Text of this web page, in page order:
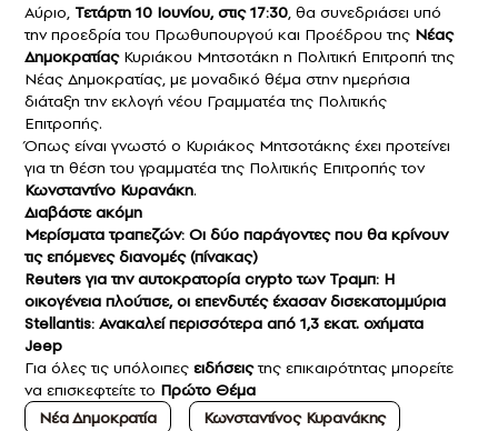
Αύριο, Τετάρτη 10 Ιουνίου, στις 17:30, θα συνεδριάσει υπό
την προεδρία του Πρωθυπουργού και Προέδρου της Νέας
ΔημοκρατίαςΚυριάκου Μητσοτάκη η Πολιτική Επιτροπή της
Νέας Δημοκρατίας, με μοναδικό θέμα στην ημερήσια
διάταξη την εκλογή νέου Γραμματέα της Πολιτικής
Επιτροπής.
Όπως είναι γνωστό ο Κυριάκος Μητσοτάκης έχει προτείνει
για τη θέση του γραμματέα της Πολιτικής Επιτροπής τον
Κωνσταντίνο Κυρανάκη.
Διαβάστε ακόμη
Μερίσματα τραπεζών: Οι δύο παράγοντες που θα κρίνουν
τις επόμενες διανομές (πίνακας)
Reuters για την αυτοκρατορία crypto των Τραμπ: Η
οικογένεια πλούτισε, οι επενδυτές έχασαν δισεκατομμύρια
Stellantis: Ανακαλεί περισσότερα από 1,3 εκατ. οχήματα
Jeep
Για όλες τις υπόλοιπες ειδήσειςτης επικαιρότητας μπορείτε
να επισκεφτείτε το Πρώτο Θέμα
Νέα Δημοκρατία
Κωνσταντίνος Κυρανάκης